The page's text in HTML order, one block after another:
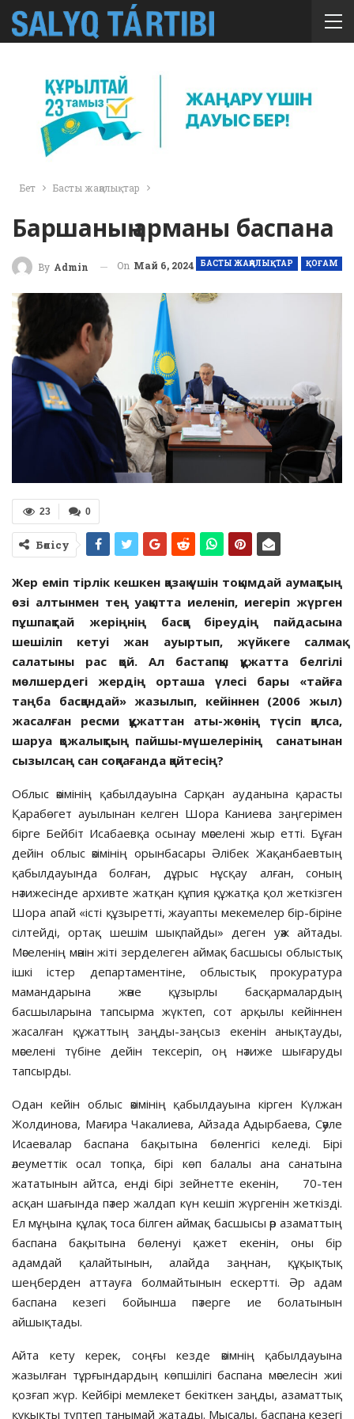
Бет Басты жаңалықтар
Баршаның арманы баспана
БАСТЫ ЖАҢАЛЫҚТАР ҚОҒАМ
By Admin On Май 6, 2024
0
23
Бөлісу
Жер еміп тірлік кешкен қазақ үшін тоқымдай аумақтың
өзі алтынмен тең уақытта иеленіп, иегеріп жүрген
пұшпақтай жеріңнің басқа біреудің пайдасына
шешіліп кетуі жан ауыртып, жүйкеге салмақ
салатыны рас қой.
Ал бастапқы құжатта белгілі
мөлшердегі жердің орташа үлесі бары «тайға
таңба басқандай» жазылып, кейіннен (2006 жыл)
жасалған ресми құжаттан аты-жөнің түсіп қалса,
шаруа қожалықтың пайшы-мүшелерінің санатынан
сызылсаң сан соқпағанда қайтесің?
Облыс әкімінің қабылдауына Сарқан ауданына қарасты
Қарабөгет ауылынан келген Шора Каниева заңгерімен
бірге Бейбіт Исабаевқа осынау мәселені жыр етті. Бұған
дейін облыс әкімінің орынбасары Әлібек Жақанбаевтың
қабылдауында болған, дұрыс нұсқау алған, соның
нәтижесінде архивте жатқан құпия құжатқа қол жеткізген
Шора апай «істі құзыретті, жауапты мекемелер бір-біріне
сілтейді, ортақ шешім шықпайды» деген уәж айтады.
Мәселенің мәнін жіті зерделеген аймақ басшысы облыстық
ішкі істер департаментіне, облыстық прокуратура
мамандарына және құзырлы басқармалардың
басшыларына тапсырма жүктеп, сот арқылы кейіннен
жасалған құжаттың заңды-заңсыз екенін анықтауды,
мәселені түбіне дейін тексеріп, оң нәтиже шығаруды
тапсырды.
Одан кейін облыс әкімінің қабылдауына кірген Күлжан
Жолдинова, Мағира Чакалиева, Айзада Адырбаева, Сәуле
Исаевалар баспана бақытына бөленгісі келеді. Бірі
әлеуметтік осал топқа, бірі көп балалы ана санатына
жататынын айтса, енді бірі зейнетте екенін, 70-тен
асқан шағында пәтер жалдап күн кешіп жүргенін жеткізді.
Ел мұңына құлақ тоса білген аймақ басшысы әр азаматтың
баспана бақытына бөленуі қажет екенін, оны бір
адамдай қалайтынын, алайда заңнан, құқықтық
шеңберден аттауға болмайтынын ескертті. Әр адам
баспана кезегі бойынша пәтерге ие болатынын
айшықтады.
Айта кету керек, соңғы кезде әкімнің қабылдауына
жазылған тұрғындардың көпшілігі баспана мәселесін жиі
қозғап жүр. Кейбірі мемлекет бекіткен заңды, азаматтық
құқықты түптеп танымай жатады. Мысалы, баспана кезегі